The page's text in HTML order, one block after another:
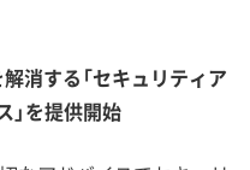
消する「セキュリティア
」を提供開始